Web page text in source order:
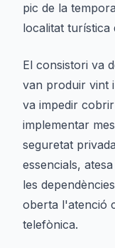
pic de la
localitat turística
El consistori va
van produir vint
va impedir
implementar
seguretat
essencials,
les
oberta l'atenció
telefònica.